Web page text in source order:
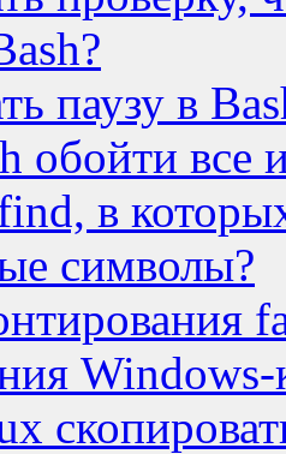
паузу в
обойти все
в
символы?